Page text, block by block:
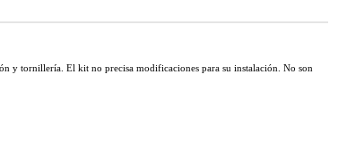
y tornillería. El kit no precisa modificaciones para su instalación. No son